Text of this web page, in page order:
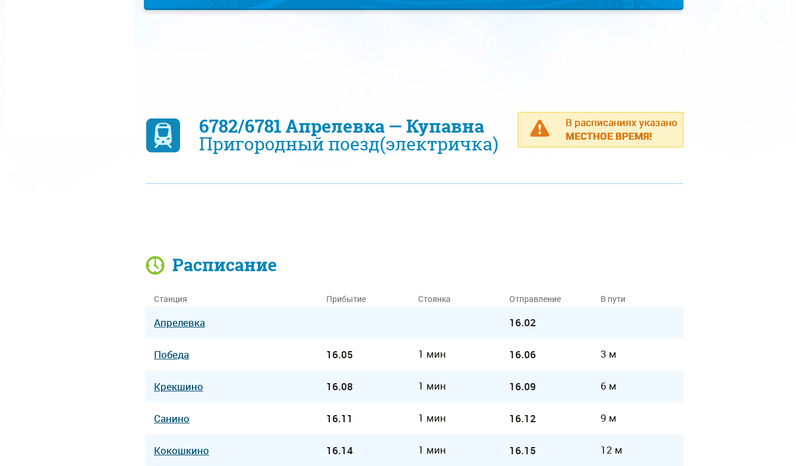
В расписаниях указано
МЕСТНОЕ ВРЕМЯ!
6782/6781 Апрелевка — Купавна
Пригородный поезд(электричка)
Расписание
Станция Прибытие Стоянка Отправление В пути
Апрелевка 16.02
Победа 16.05 1 мин 16.06 3 м
Крекшино 16.08 1 мин 16.09 6 м
Санино 16.11 1 мин 16.12 9 м
Кокошкино 16.14 1 мин 16.15 12 м